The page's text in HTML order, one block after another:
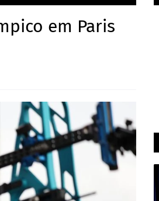
em Paris